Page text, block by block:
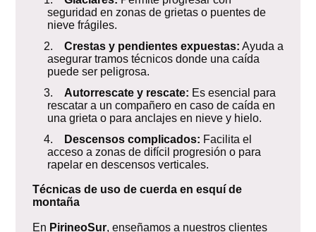
seguridad en zonas de grietas o puentes de
nieve frágiles.
2. Crestas y pendientes expuestas: Ayuda a
asegurar tramos técnicos donde una caída
puede ser peligrosa.
3. Autorrescate y rescate: Es esencial para
rescatar a un compañero en caso de caída en
una grieta o para anclajes en nieve y hielo.
4.
Descensos complicados: Facilita el
acceso a zonas de difícil progresión o para
rapelar en descensos verticales.
Técnicas de uso de cuerda en esquí de
montaña
En PirineoSur, enseñamos a nuestros clientes